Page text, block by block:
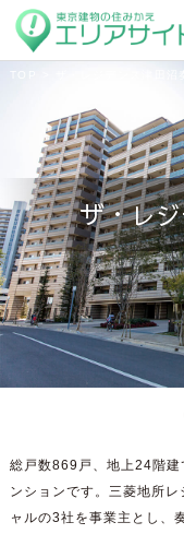
TOP ザ・レジデンス津田沼
ザ・レ
総戸数869戸、地上24階建
ンションです。三菱地所
ャルの3社を事業主とし、